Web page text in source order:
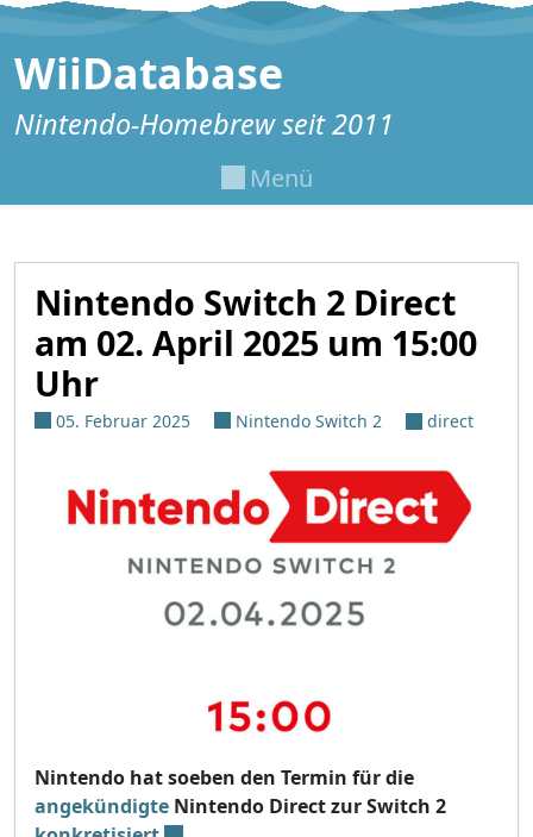
Zum Inhalt springen
WiiDatabase
Nintendo-Homebrew seit 2011
Menü
Nintendo Switch 2 Direct
am 02. April 2025 um 15:00
Uhr
05. Februar 2025 Nintendo Switch 2 direct
Nintendo hat soeben den Termin für die
angekündigte Nintendo Direct zur Switch 2